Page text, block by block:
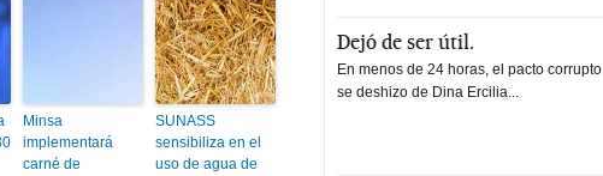
Minsa
implementará
carné de
SUNASS
sensibiliza en el
uso de agua de
Dejó de ser útil.
En menos de 24 horas, el pacto corrupto
se deshizo de Dina Ercilia...